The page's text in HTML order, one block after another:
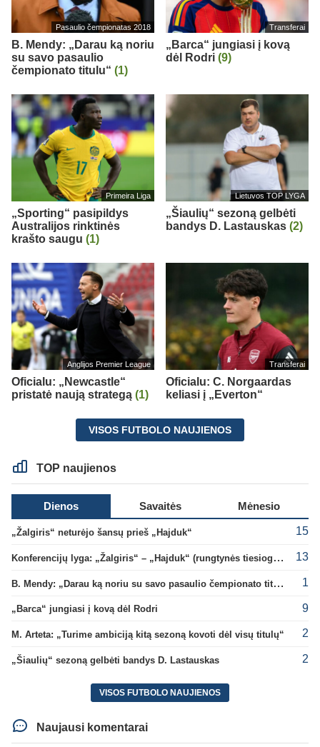
Pasaulio čempionatas 2018
B. Mendy: „Darau ką noriu
su savo pasaulio
čempionato titulu“ (1)
Transferai
„Barca“ jungiasi į kovą
dėl Rodri (9)
Primeira Liga
„Sporting“ pasipildys
Australijos rinktinės
krašto saugu (1)
Lietuvos TOP LYGA
„Šiaulių“ sezoną gelbėti
bandys D. Lastauskas (2)
Anglijos Premier League
Oficialu: „Newcastle“
pristatė naują strategą (1)
Transferai
Oficialu: C. Norgaardas
keliasi į „Everton“
VISOS FUTBOLO NAUJIENOS
TOP naujienos
Dienos Savaitės Mėnesio
„Žalgiris“ neturėjo šansų prieš „Hajduk“ 15
Konferencijų lyga: „Žalgiris“ – „Hajduk“ (rungtynės tiesiogiai) 13
B. Mendy: „Darau ką noriu su savo pasaulio čempionato titulu“ 1
„Barca“ jungiasi į kovą dėl Rodri 9
M. Arteta: „Turime ambiciją kitą sezoną kovoti dėl visų titulų“ 2
„Šiaulių“ sezoną gelbėti bandys D. Lastauskas 2
VISOS FUTBOLO NAUJIENOS
Naujausi komentarai